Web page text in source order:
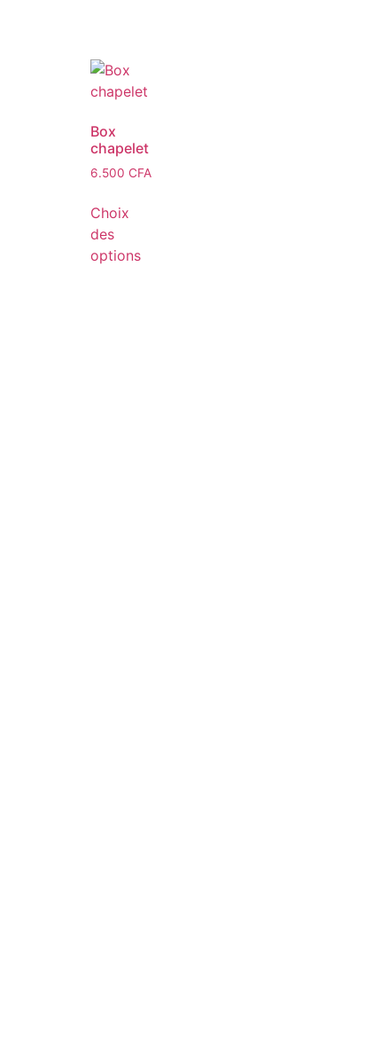
Box
chapelet
6.500 CFA
Choix
des
options